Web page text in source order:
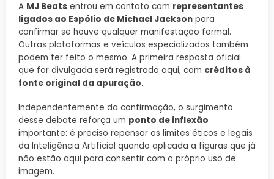
A MJ Beats entrou em contato com representantes
ligados ao Espólio de Michael Jackson para
confirmar se houve qualquer manifestação formal.
Outras plataformas e veículos especializados também
podem ter feito o mesmo. A primeira resposta oficial
que for divulgada será registrada aqui, com créditos à
fonte original da apuração.
Independentemente da confirmação, o surgimento
desse debate reforça um ponto de inflexão
importante: é preciso repensar os limites éticos e legais
da Inteligência Artificial quando aplicada a figuras que já
não estão aqui para consentir com o próprio uso de
imagem.